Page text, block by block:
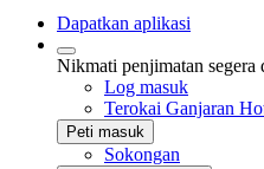
Dapatkan aplikasi
Nikmati penjimatan segera
Log masuk
Terokai Ganjaran
Peti masuk
Sokongan